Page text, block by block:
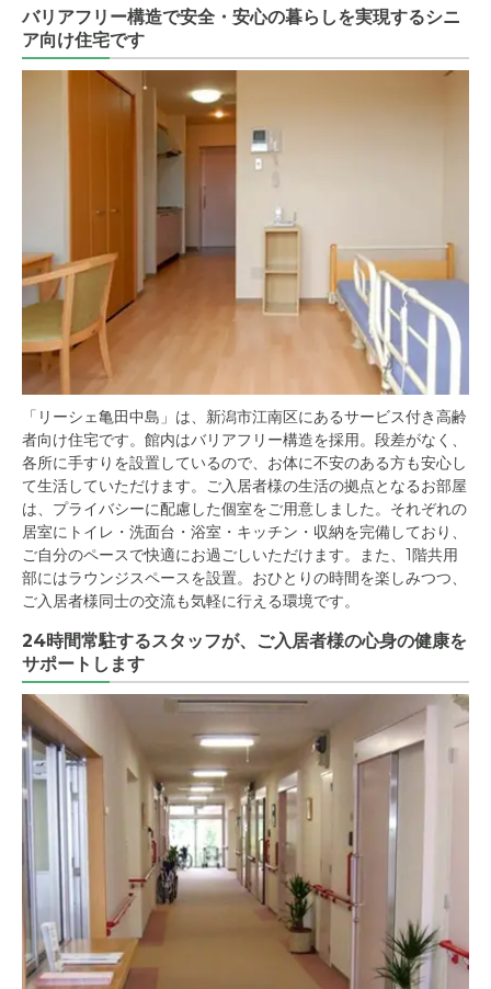
バリアフリー構造で安全・安心の暮らしを実現するシニ
ア向け住宅です
「リーシェ亀田中島」は、新潟市江南区にあるサービス付き高齢
者向け住宅です。館内はバリアフリー構造を採用。段差がなく、
各所に手すりを設置しているので、お体に不安のある方も安心し
て生活していただけます。ご入居者様の生活の拠点となるお部屋
は、プライバシーに配慮した個室をご用意しました。それぞれの
居室にトイレ・洗面台・浴室・キッチン・収納を完備しており、
ご自分のペースで快適にお過ごしいただけます。また、1階共用
部にはラウンジスペースを設置。おひとりの時間を楽しみつつ、
ご入居者様同士の交流も気軽に行える環境です。
24時間常駐するスタッフが、ご入居者様の心身の健康を
サポートします